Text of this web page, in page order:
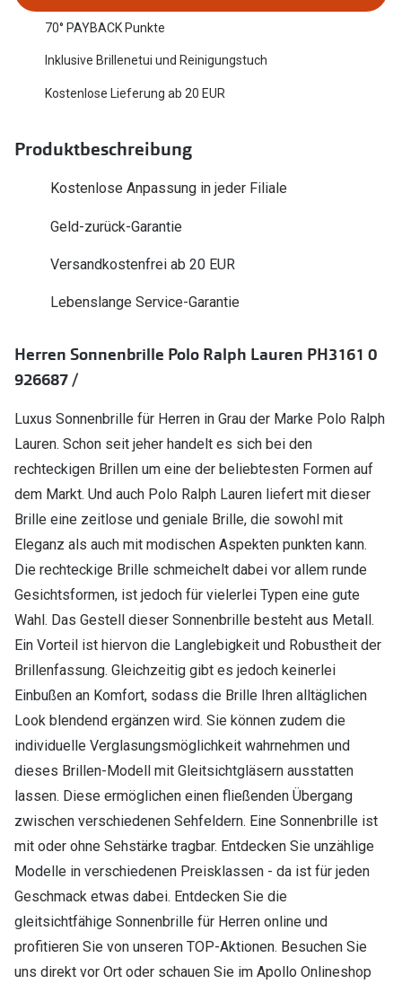
Ray-Ban Meta
Oakley Meta
Brillentrends 2026
Brillenglas Typen
Transitions Gläser
Blaulichtfilter
Stellest®-Brillengläser
Zubehör
Brillenbügel
Brillenetuis
Brillenkettchen
70° PAYBACK Punkte
Inklusive Brillenetui und Reinigungstuch
Kostenlose Lieferung ab 20 EUR
Produktbeschreibung
Kostenlose Anpassung in jeder Filiale
Geld-zurück-Garantie
Versandkostenfrei ab 20 EUR
Lebenslange Service-Garantie
Herren Sonnenbrille Polo Ralph Lauren PH3161 0
926687 /
Luxus Sonnenbrille für Herren in Grau der Marke Polo Ralph
Lauren. Schon seit jeher handelt es sich bei den
rechteckigen Brillen um eine der beliebtesten Formen auf
dem Markt. Und auch Polo Ralph Lauren liefert mit dieser
Brille eine zeitlose und geniale Brille, die sowohl mit
Eleganz als auch mit modischen Aspekten punkten kann.
Die rechteckige Brille schmeichelt dabei vor allem runde
Gesichtsformen, ist jedoch für vielerlei Typen eine gute
Wahl. Das Gestell dieser Sonnenbrille besteht aus Metall.
Ein Vorteil ist hiervon die Langlebigkeit und Robustheit der
Brillenfassung. Gleichzeitig gibt es jedoch keinerlei
Einbußen an Komfort, sodass die Brille Ihren alltäglichen
Look blendend ergänzen wird. Sie können zudem die
individuelle Verglasungsmöglichkeit wahrnehmen und
dieses Brillen-Modell mit Gleitsichtgläsern ausstatten
lassen. Diese ermöglichen einen fließenden Übergang
zwischen verschiedenen Sehfeldern. Eine Sonnenbrille ist
mit oder ohne Sehstärke tragbar. Entdecken Sie unzählige
Modelle in verschiedenen Preisklassen - da ist für jeden
Geschmack etwas dabei. Entdecken Sie die
gleitsichtfähige Sonnenbrille für Herren online und
profitieren Sie von unseren TOP-Aktionen. Besuchen Sie
uns direkt vor Ort oder schauen Sie im Apollo Onlineshop